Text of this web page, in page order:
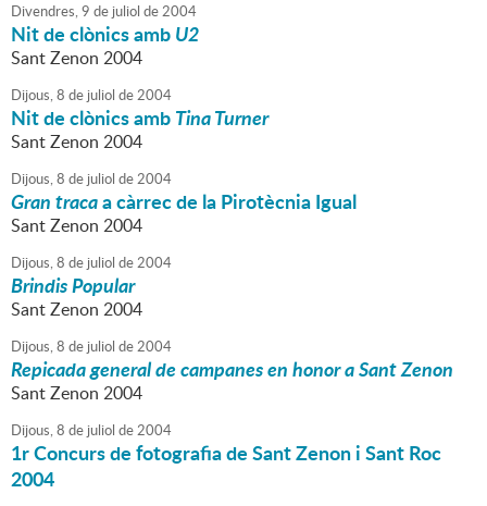
Divendres,9 de juliol de2004
Nit de clònics ambU2
Sant Zenon 2004
Dijous,8 de juliol de2004
Nit de clònics ambTina Turner
Sant Zenon 2004
Dijous,8 de juliol de2004
Gran tracaa càrrec de la Pirotècnia Igual
Sant Zenon 2004
Dijous,8 de juliol de2004
Brindis Popular
Sant Zenon 2004
Dijous,8 de juliol de2004
Repicada general de campanes en honor a Sant Zenon
Sant Zenon 2004
Dijous,8 de juliol de2004
1r Concurs de fotografia de Sant Zenon i Sant Roc
2004